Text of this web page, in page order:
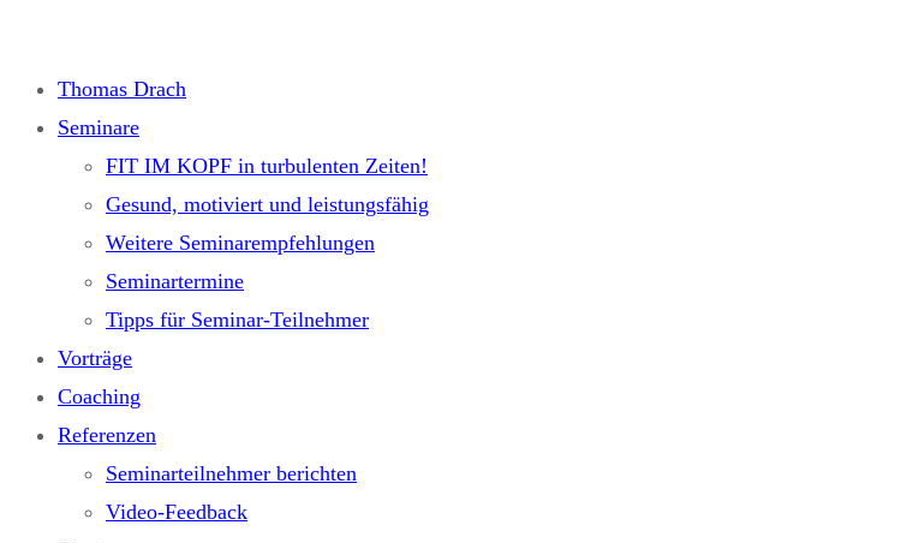
springen
Thomas Drach
Seminare
FIT IM KOPF in turbulenten Zeiten!
Gesund, motiviert und leistungsfähig
Weitere Seminarempfehlungen
Seminartermine
Tipps für Seminar-Teilnehmer
Vorträge
Coaching
Referenzen
Seminarteilnehmer berichten
Video-Feedback